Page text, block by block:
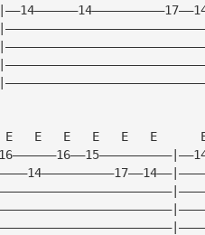
E   E   E   E   E   E